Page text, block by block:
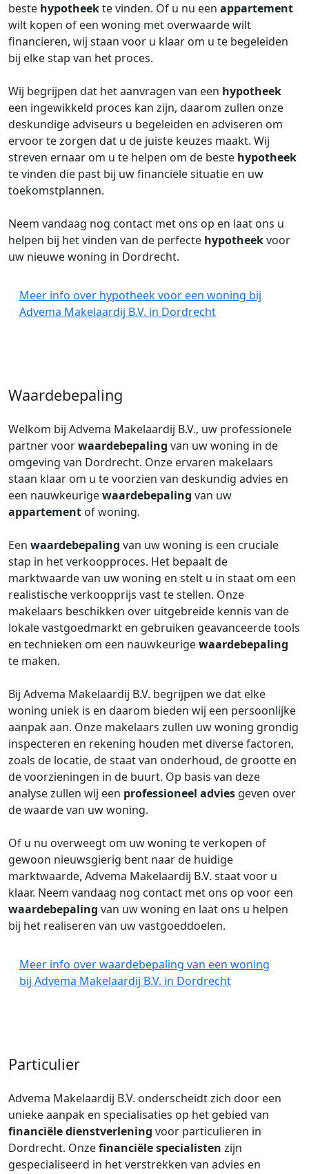
beste hypotheekte vinden. Of u nu een appartement
wilt kopen of een woning met overwaarde wilt
financieren, wij staan voor u klaar om u te begeleiden
bij elke stap van het proces.
Wij begrijpen dat het aanvragen van een hypotheek
een ingewikkeld proces kan zijn, daarom zullen onze
deskundige adviseurs u begeleiden en adviseren om
ervoor te zorgen dat u de juiste keuzes maakt. Wij
streven ernaar om u te helpen om de beste hypotheek
te vinden die past bij uw financiële situatie en uw
toekomstplannen.
Neem vandaag nog contact met ons op en laat ons u
helpen bij het vinden van de perfecte hypotheekvoor
uw nieuwe woning in Dordrecht.
Meer info over hypotheek voor een woning bij
Advema Makelaardij B.V. in Dordrecht
Waardebepaling
Welkom bij Advema Makelaardij B.V., uw professionele
partner voorwaardebepaling van uw woning in de
omgeving van Dordrecht. Onze ervaren makelaars
staan klaar om u te voorzien van deskundig advies en
een nauwkeurigewaardebepaling van uw
appartement of woning.
Een waardebepaling van uw woning is een cruciale
stap in het verkoopproces. Het bepaalt de
marktwaarde van uw woning en stelt u in staat om een
realistische verkoopprijs vast te stellen. Onze
makelaars beschikken over uitgebreide kennis van de
lokale vastgoedmarkt en gebruiken geavanceerde tools
en technieken om een nauwkeurigewaardebepaling
te maken.
Bij Advema Makelaardij B.V. begrijpen we dat elke
woning uniek is en daarom bieden wij een persoonlijke
aanpak aan. Onze makelaars zullen uw woning grondig
inspecteren en rekening houden met diverse factoren,
zoals de locatie, de staat van onderhoud, de grootte en
de voorzieningen in de buurt. Op basis van deze
analyse zullen wij een professioneel advies geven over
de waarde van uw woning.
Of u nu overweegt om uw woning te verkopen of
gewoon nieuwsgierig bent naar de huidige
marktwaarde, Advema Makelaardij B.V. staat voor u
klaar. Neem vandaag nog contact met ons op voor een
waardebepaling van uw woning en laat ons u helpen
bij het realiseren van uw vastgoeddoelen.
Meer info over waardebepaling van een woning
bij Advema Makelaardij B.V. in Dordrecht
Particulier
Advema Makelaardij B.V. onderscheidt zich door een
unieke aanpak en specialisaties op het gebied van
financiële dienstverlening voor particulieren in
Dordrecht. Onzefinanciële specialisten zijn
gespecialiseerd in het verstrekken van advies en